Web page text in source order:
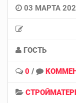
03 МАРТА
ГОСТЬ
0 /